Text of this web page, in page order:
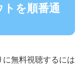
を順番通
に無料視聴するには